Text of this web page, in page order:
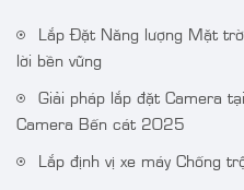
Lắp Đặt Năng lượng Mặt
lời bền vững
Giải pháp lắp đặt Camera
Camera Bến cát 2025
Lắp định vị xe máy Chống